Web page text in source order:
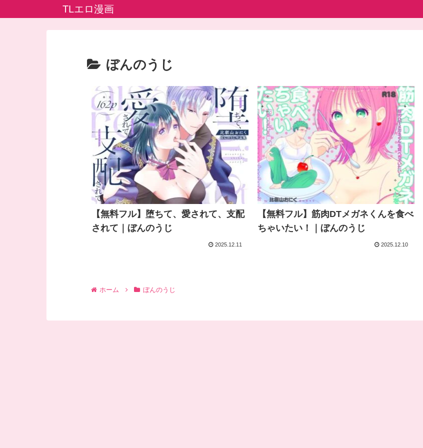
TLエロ漫画
ぼんのうじ
【無料フル】堕ちて、愛されて、支配
されて｜ぼんのうじ
2025.12.11
【無料フル】筋肉DTメガネくんを食べ
ちゃいたい！｜ぼんのうじ
2025.12.10
ホーム ぼんのうじ